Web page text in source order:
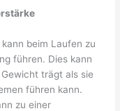
beim Laufen zu
führen. Dies kann
trägt als sie
führen kann.
zu einer